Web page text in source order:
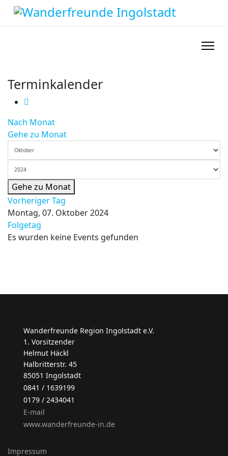
Terminkalender
Nach Monat
Gehe zu Monat
Gehe zu Monat
Vorheriger Tag
Montag, 07. Oktober 2024
Folgetag
Es wurden keine Events gefunden
Wanderfreunde Region Ingolstadt e.V.
1. Vorsitzender
Helmut Häckl
Halbritterstr. 45
85051 Ingolstadt
0841 / 1639199
0179 / 2434041
E-mail
www.wanderfreunde-in.de
Impressum